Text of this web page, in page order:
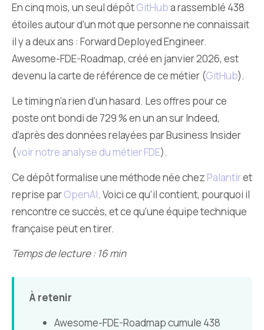
En cinq mois, un seul dépôtGitHuba rassemblé 438
étoiles autour d’un mot que personne ne connaissait
il y a deux ans : Forward Deployed Engineer.
Awesome-FDE-Roadmap, créé en janvier 2026, est
devenu la carte de référence de ce métier (GitHub).
Le timing n’a rien d’un hasard. Les offres pour ce
poste ont bondi de 729 % en un an sur Indeed,
d’après des données relayées par Business Insider
(voir notre analyse du métier FDE).
Ce dépôt formalise une méthode née chez Palantiret
reprise parOpenAI. Voici ce qu’il contient, pourquoi il
rencontre ce succès, et ce qu’une équipe technique
française peut en tirer.
Temps de lecture : 16 min
À retenir
Awesome-FDE-Roadmap cumule 438